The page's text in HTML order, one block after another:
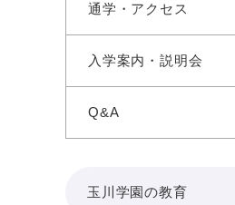
通学・アクセス
入学案内・説明会
Q&A
玉川学園の教育